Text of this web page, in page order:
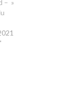
– »